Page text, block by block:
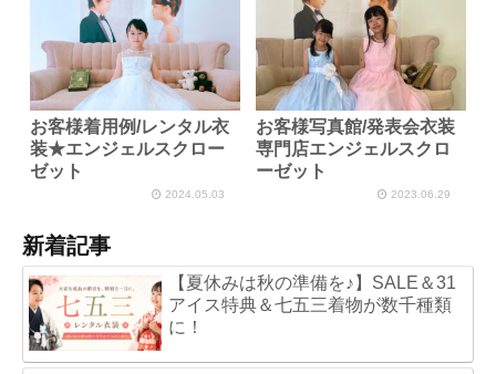
お客様着用例/レンタル衣
装★エンジェルスクロー
ゼット
2024.05.03
お客様写真館/発表会衣装
専門店エンジェルスクロ
ーゼット
2023.06.29
新着記事
【夏休みは秋の準備を♪】SALE＆31
アイス特典＆七五三着物が数千種類
に！